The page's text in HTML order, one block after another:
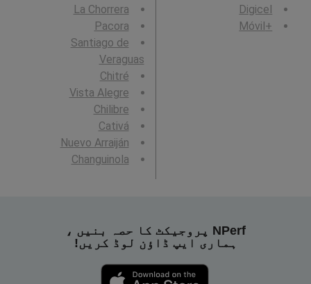
Digicel
+Móvil
La Chorrera
Pacora
Santiago de
Veraguas
Chitré
Vista Alegre
Chilibre
Cativá
Nuevo Arraiján
Changuinola
NPerf پروجیکٹ کا حصہ بنیں ،
ہماری ایپ ڈاؤن لوڈ کریں!